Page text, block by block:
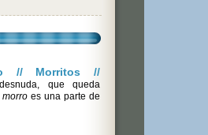
// Morritos //
que queda
morro es una parte de